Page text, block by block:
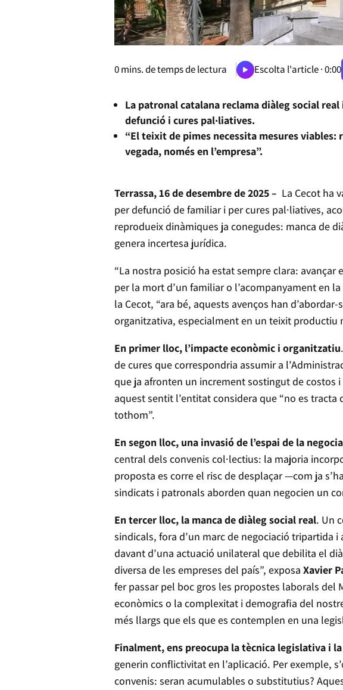
0mins. de temps de lectura Escolta l'article ·0:00
La patronal catalana reclama diàleg social
defunció i cures pal·liatives.
“El teixit de pimes necessita mesures
vegada, només en l’empresa”.
Terrassa, 16 de desembre de 2025 – La Cecot ha
per defunció de familiar i per cures pal·liatives,
reprodueix dinàmiques ja conegudes: manca de
genera incertesa jurídica.
“La nostra posició ha estat sempre clara:
per la mort d’un familiar o l’acompanyament en
la Cecot, “ara bé, aquests avenços han
organitzativa, especialment en un teixit
En primer lloc, l’impacte econòmic i organitzatiu
de cures que correspondria assumir a
que ja afronten un increment sostingut de costos
aquest sentit l’entitat considera que “no es
tothom”.
En segon lloc, una invasió de l’espai de la
central dels convenis col·lectius: la majoria
proposta es corre el risc de desplaçar —com ja
sindicats i patronals aborden quan negocien un
En tercer lloc, la manca de diàleg social real. Un
sindicals, fora d’un marc de negociació tripartida
davant d’una actuació unilateral que debilita el
diversa de les empreses del país”, exposa Xavier
fer passar pel boc gros les propostes laborals del
econòmics o la complexitat i demografia del
més llargs que els que es contemplen en una
Finalment, ens preocupa la tècnica legislativa i
generin conflictivitat en l’aplicació. Per exemple,
convenis: seran acumulables o substitutius?